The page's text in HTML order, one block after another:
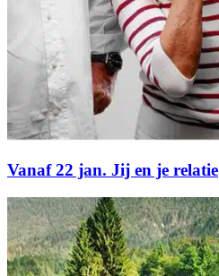
Vanaf 22 jan. Jij en je relatie